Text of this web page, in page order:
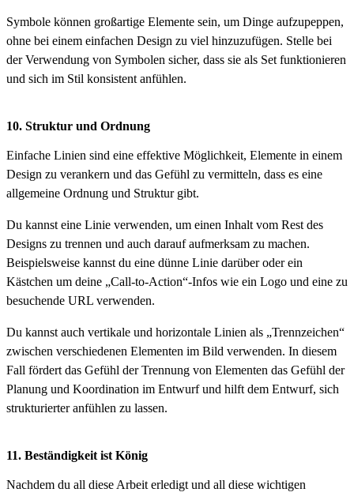
Symbole können großartige Elemente sein, um Dinge aufzupeppen,
ohne bei einem einfachen Design zu viel hinzuzufügen. Stelle bei
der Verwendung von Symbolen sicher, dass sie als Set funktionieren
und sich im Stil konsistent anfühlen.
10. Struktur und Ordnung
Einfache Linien sind eine effektive Möglichkeit, Elemente in einem
Design zu verankern und das Gefühl zu vermitteln, dass es eine
allgemeine Ordnung und Struktur gibt.
Du kannst eine Linie verwenden, um einen Inhalt vom Rest des
Designs zu trennen und auch darauf aufmerksam zu machen.
Beispielsweise kannst du eine dünne Linie darüber oder ein
Kästchen um deine „Call-to-Action“-Infos wie ein Logo und eine zu
besuchende URL verwenden.
Du kannst auch vertikale und horizontale Linien als „Trennzeichen“
zwischen verschiedenen Elementen im Bild verwenden. In diesem
Fall fördert das Gefühl der Trennung von Elementen das Gefühl der
Planung und Koordination im Entwurf und hilft dem Entwurf, sich
strukturierter anfühlen zu lassen.
11. Beständigkeit ist König
Nachdem du all diese Arbeit erledigt und all diese wichtigen